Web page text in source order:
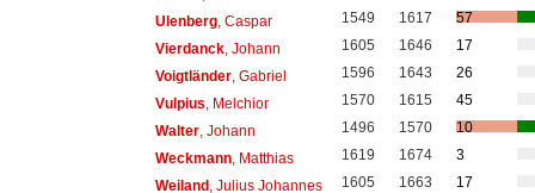
Ulenberg, Caspar 1549 1617
57
Vierdanck, Johann 1605 1646
17
Voigtländer, Gabriel 1596 1643
26
Vulpius , Melchior 1570 1615
45
Walter, Johann 1496 1570
10
Weckmann, Matthias 1619 1674
3
Weiland, Julius Johannes 1605 1663
17